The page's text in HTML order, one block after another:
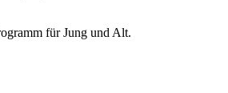
für Jung und Alt.